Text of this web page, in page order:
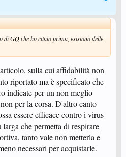
di GQ che ho citato prima, esistono delle
sulla cui affidabilità non
riportato ma è specificato che
indicate per un non meglio
per la corsa. D'altro canto
essere efficace contro i virus
che permetta di respirare
tanto vale non metterla e
necessari per acquistarle.